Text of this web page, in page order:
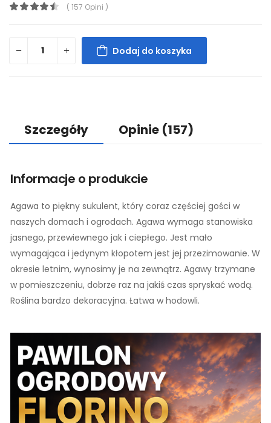
( 157 Opini )
Dodaj do koszyka
Szczegóły Opinie (157)
Informacje o produkcie
Agawa to piękny sukulent, który coraz częściej gości w
naszych domach i ogrodach. Agawa wymaga stanowiska
jasnego, przewiewnego jak i ciepłego. Jest mało
wymagająca i jedynym kłopotem jest jej przezimowanie. W
okresie letnim, wynosimy je na zewnątrz. Agawy trzymane
w pomieszczeniu, dobrze raz na jakiś czas spryskać wodą.
Roślina bardzo dekoracyjna. Łatwa w hodowli.